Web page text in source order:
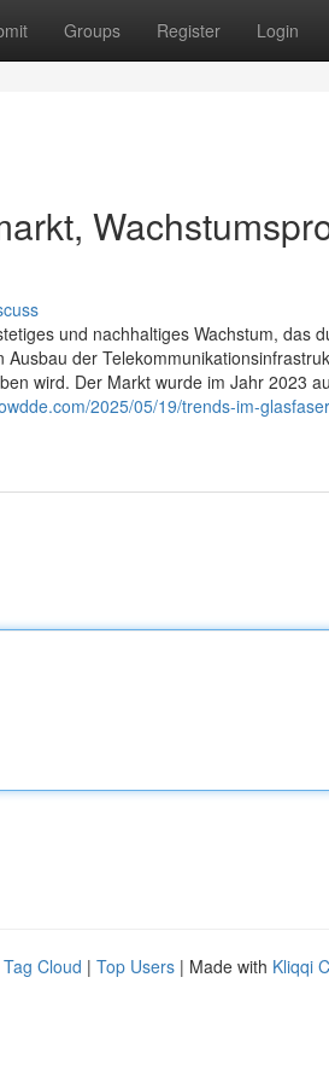
Groups Register Login
und nachhaltiges Wachstum, das
der
wird. Der Markt wurde im Jahr 2023
2025/05/19/trends-im-
Tag Cloud | Top Users | Made with Kliqqi